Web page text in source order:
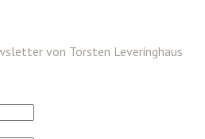
von Torsten Leveringhaus